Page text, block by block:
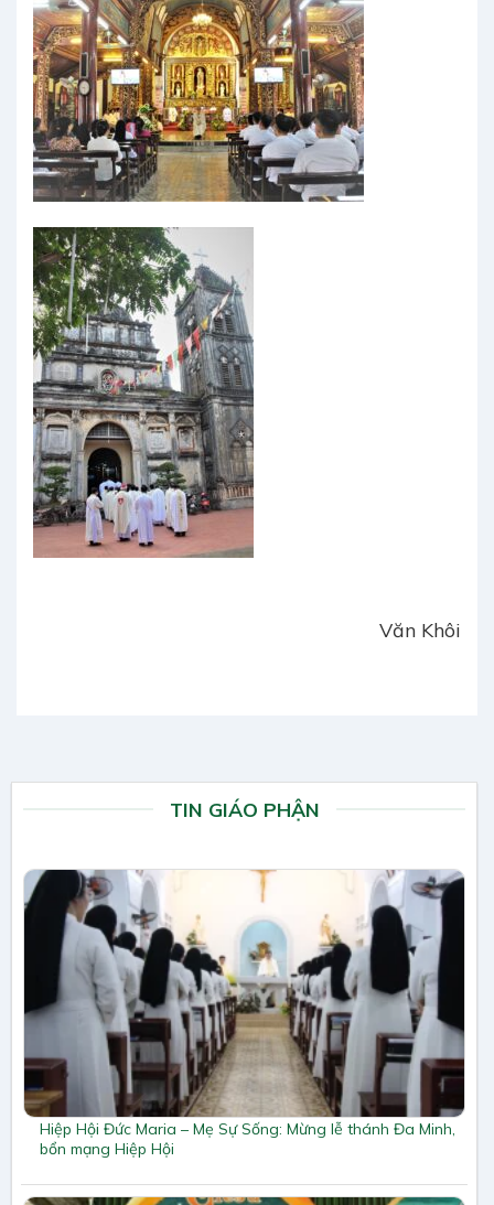
Văn Khôi
TIN GIÁO PHẬN
Hiệp Hội Đức Maria – Mẹ Sự Sống: Mừng lễ thánh Đa Minh,
bổn mạng Hiệp Hội